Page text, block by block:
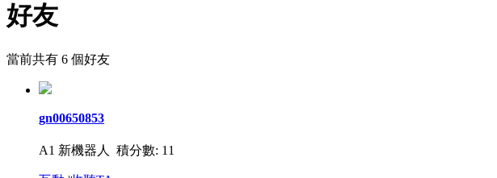
好友
當前共有 6 個好友
gn00650853
A1 新機器人 積分數: 11